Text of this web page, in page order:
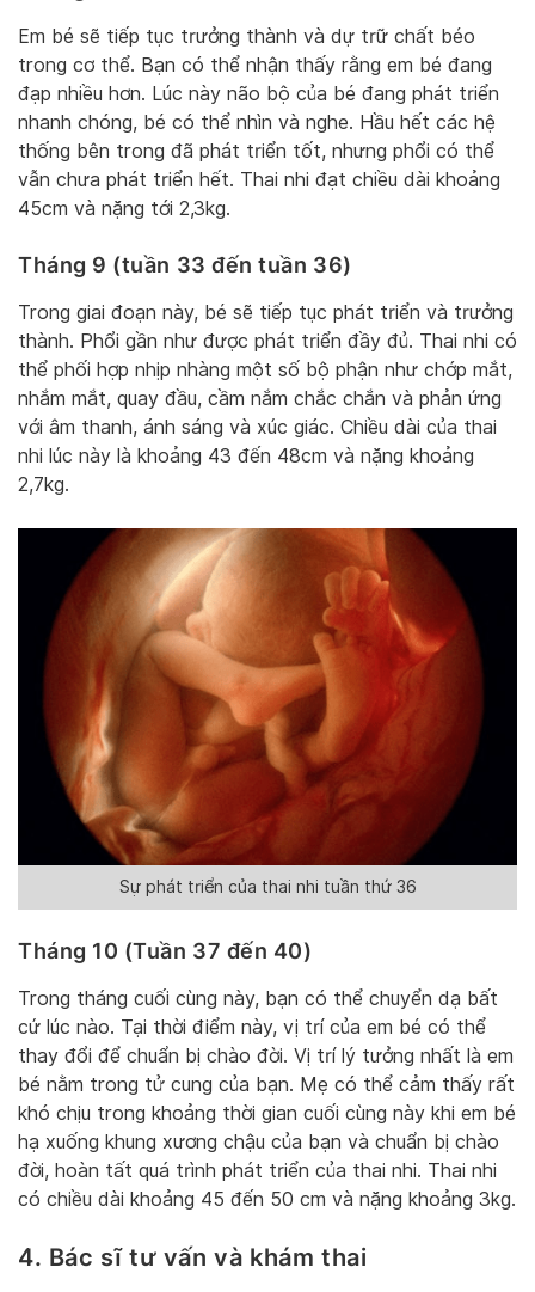
Em bé sẽ tiếp tục trưởng thành và dự trữ chất béo
trong cơ thể. Bạn có thể nhận thấy rằng em bé đang
đạp nhiều hơn. Lúc này não bộ của bé đang phát triển
nhanh chóng, bé có thể nhìn và nghe. Hầu hết các hệ
thống bên trong đã phát triển tốt, nhưng phổi có thể
vẫn chưa phát triển hết. Thai nhi đạt chiều dài khoảng
45cm và nặng tới 2,3kg.
Tháng 9 (tuần 33 đến tuần 36)
Trong giai đoạn này, bé sẽ tiếp tục phát triển và trưởng
thành. Phổi gần như được phát triển đầy đủ. Thai nhi có
thể phối hợp nhịp nhàng một số bộ phận như chớp mắt,
nhắm mắt, quay đầu, cầm nắm chắc chắn và phản ứng
với âm thanh, ánh sáng và xúc giác. Chiều dài của thai
nhi lúc này là khoảng 43 đến 48cm và nặng khoảng
2,7kg.
Sự phát triển của thai nhi tuần thứ 36
Tháng 10 (Tuần 37 đến 40)
Trong tháng cuối cùng này, bạn có thể chuyển dạ bất
cứ lúc nào. Tại thời điểm này, vị trí của em bé có thể
thay đổi để chuẩn bị chào đời. Vị trí lý tưởng nhất là em
bé nằm trong tử cung của bạn. Mẹ có thể cảm thấy rất
khó chịu trong khoảng thời gian cuối cùng này khi em bé
hạ xuống khung xương chậu của bạn và chuẩn bị chào
đời, hoàn tất quá trình phát triển của thai nhi. Thai nhi
có chiều dài khoảng 45 đến 50 cm và nặng khoảng 3kg.
4. Bác sĩ tư vấn và khám thai